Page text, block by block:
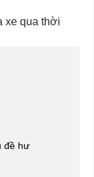
xe qua thời
đề hư